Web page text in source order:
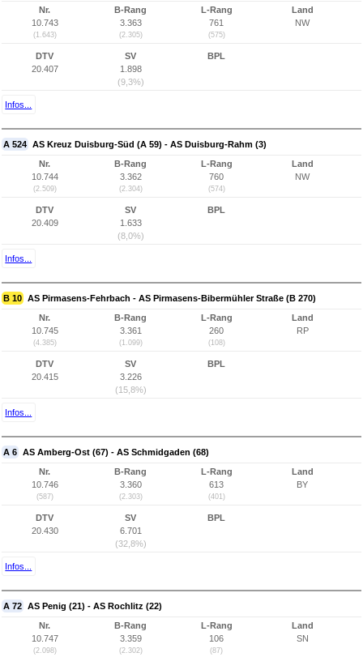
Nr.
10.743
(1.643)
B-Rang
3.363
(2.305)
L-Rang
761
(575)
Land
NW
DTV
20.407
SV
1.898
(9,3%)
BPL
Infos...
A 524 AS Kreuz Duisburg-Süd (A 59) - AS Duisburg-Rahm (3)
Nr.
10.744
(2.509)
B-Rang
3.362
(2.304)
L-Rang
760
(574)
Land
NW
DTV
20.409
SV
1.633
(8,0%)
BPL
Infos...
B 10 AS Pirmasens-Fehrbach - AS Pirmasens-Bibermühler Straße (B 270)
Nr.
10.745
(4.385)
B-Rang
3.361
(1.099)
L-Rang
260
(108)
Land
RP
DTV
20.415
SV
3.226
(15,8%)
BPL
Infos...
A 6 AS Amberg-Ost (67) - AS Schmidgaden (68)
Nr.
10.746
(587)
B-Rang
3.360
(2.303)
L-Rang
613
(401)
Land
BY
DTV
20.430
SV
6.701
(32,8%)
BPL
Infos...
A 72 AS Penig (21) - AS Rochlitz (22)
Nr.
10.747
(2.098)
B-Rang
3.359
(2.302)
L-Rang
106
(87)
Land
SN